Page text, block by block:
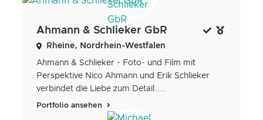
Ahmann & Schlieker GbR
Rheine, Nordrhein-Westfalen
Ahmann & Schlieker - Foto- und Film mit
Perspektive Nico Ahmann und Erik Schlieker
verbindet die Liebe zum Detail....
Portfolio ansehen